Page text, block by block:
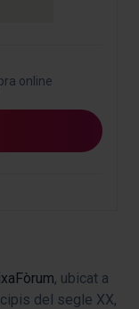
online
, ubicat a
del segle XX,